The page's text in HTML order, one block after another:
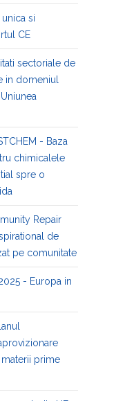
si
CE
sectoriale de
in domeniul
- Baza
chimicalele
spre o
Repair
de
pe comunitate
- Europa in
prime